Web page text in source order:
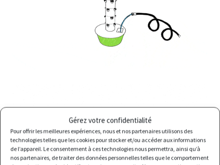
Gérez votre confidentialité
Pour offrir les meilleures expériences, nous et nos partenaires utilisons des
technologies telles que les cookies pour stocker et/ou accéder aux informations
de l’appareil. Le consentement à ces technologies nous permettra, ainsi qu’à
nos partenaires, de traiter des données personnelles telles que le comportement